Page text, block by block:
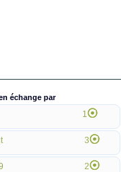
échange par
1
3
2